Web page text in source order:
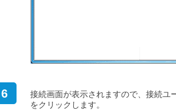
6
接続画面が表示されますので、接続ユ
をクリックします。